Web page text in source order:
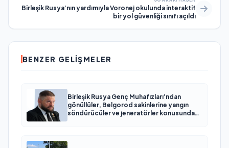
Birleşik Rusya’nın yardımıyla Voronej okulunda interaktif
bir yol güvenliği sınıfı açıldı
BENZER GELIŞMELER
Birleşik Rusya Genç Muhafızları’ndan
gönüllüler, Belgorod sakinlerine yangın
söndürücüler ve jeneratörler konusunda